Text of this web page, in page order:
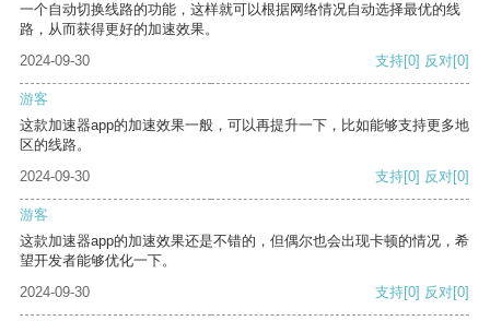
一个自动切换线路的功能，这样就可以根据网络情况自动选择最优的线
路，从而获得更好的加速效果。
2024-09-30
支持[0] 反对[0]
游客
这款加速器app的加速效果一般，可以再提升一下，比如能够支持更多地
区的线路。
2024-09-30
支持[0] 反对[0]
游客
这款加速器app的加速效果还是不错的，但偶尔也会出现卡顿的情况，希
望开发者能够优化一下。
2024-09-30
支持[0] 反对[0]